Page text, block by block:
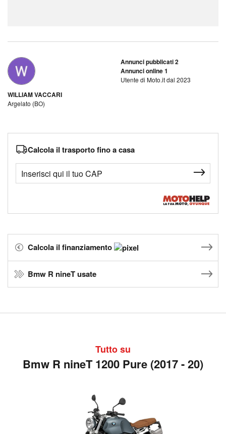
WILLIAM VACCARI
Argelato (BO)
Annunci pubblicati 2
Annunci online 1
Utente di Moto.it dal 2023
Calcola il trasporto fino a casa
Calcola il finanziamento
Bmw R nineT usate
Tutto su
Bmw R nineT 1200 Pure (2017 - 20)